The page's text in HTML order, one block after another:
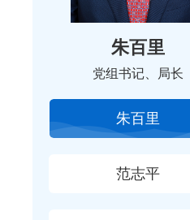
朱百里
党组书记、局长
朱百里
范志平